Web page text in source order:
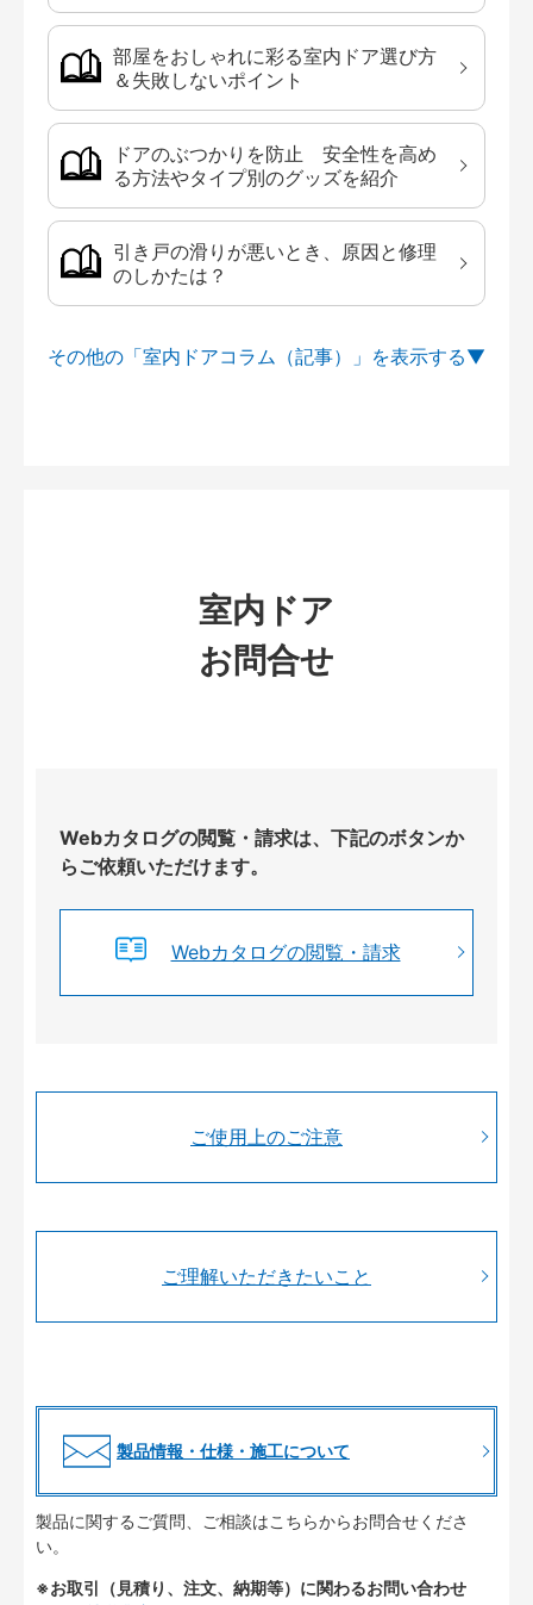
部屋をおしゃれに彩る室内ドア選び方
＆失敗しないポイント
ドアのぶつかりを防止 安全性を高め
る方法やタイプ別のグッズを紹介
引き戸の滑りが悪いとき、原因と修理
のしかたは？
その他の「室内ドアコラム（記事）」を
室内ドア
お問合せ
Webカタログの閲覧・請求は、下記のボタンか
らご依頼いただけます。
Webカタログの閲覧・請求
ご使用上のご注意
ご理解いただきたいこと
製品情報・仕様・施工について
製品に関するご質問、ご相談はこちらからお問合せくださ
い。
※お取引（見積り、注文、納期等）に関わるお問い合わせ